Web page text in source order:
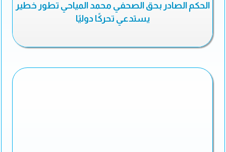
الحكم الصادر بحق الصحفي محمد المياحي تطور خطير
يستدعي تحركًا دوليًا